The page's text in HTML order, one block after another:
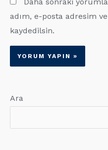
adım, e-posta adresim
kaydedilsin.
Ara